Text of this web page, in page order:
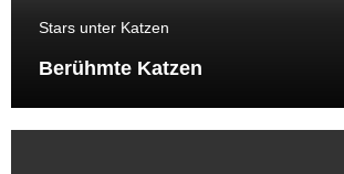
Stars unter Katzen
Berühmte Katzen